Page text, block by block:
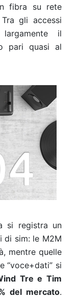
fibra su rete
gli accessi
il
pari quasi al
si registra un
di sim: le M2M
mentre quelle
“voce+dati” si
Tre e Tim
del mercato.